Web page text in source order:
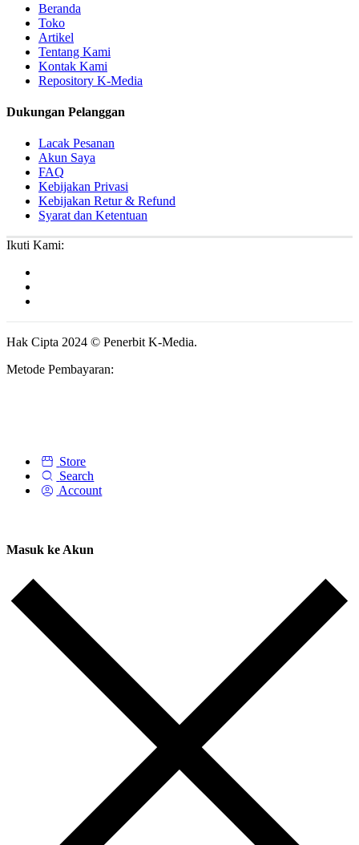
Beranda
Toko
Artikel
Tentang Kami
Kontak Kami
Repository K-Media
Dukungan Pelanggan
Lacak Pesanan
Akun Saya
FAQ
Kebijakan Privasi
Kebijakan Retur & Refund
Syarat dan Ketentuan
Ikuti Kami:
Hak Cipta 2024 © Penerbit K-Media.
Metode Pembayaran:
Store
Search
Account
Masuk ke Akun